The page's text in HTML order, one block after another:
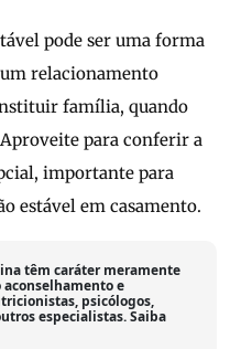
pode ser uma forma
relacionamento
família, quando
Aproveite para conferir a
importante para
estável em casamento.
têm caráter meramente
e
psicólogos,
especialistas. Saiba